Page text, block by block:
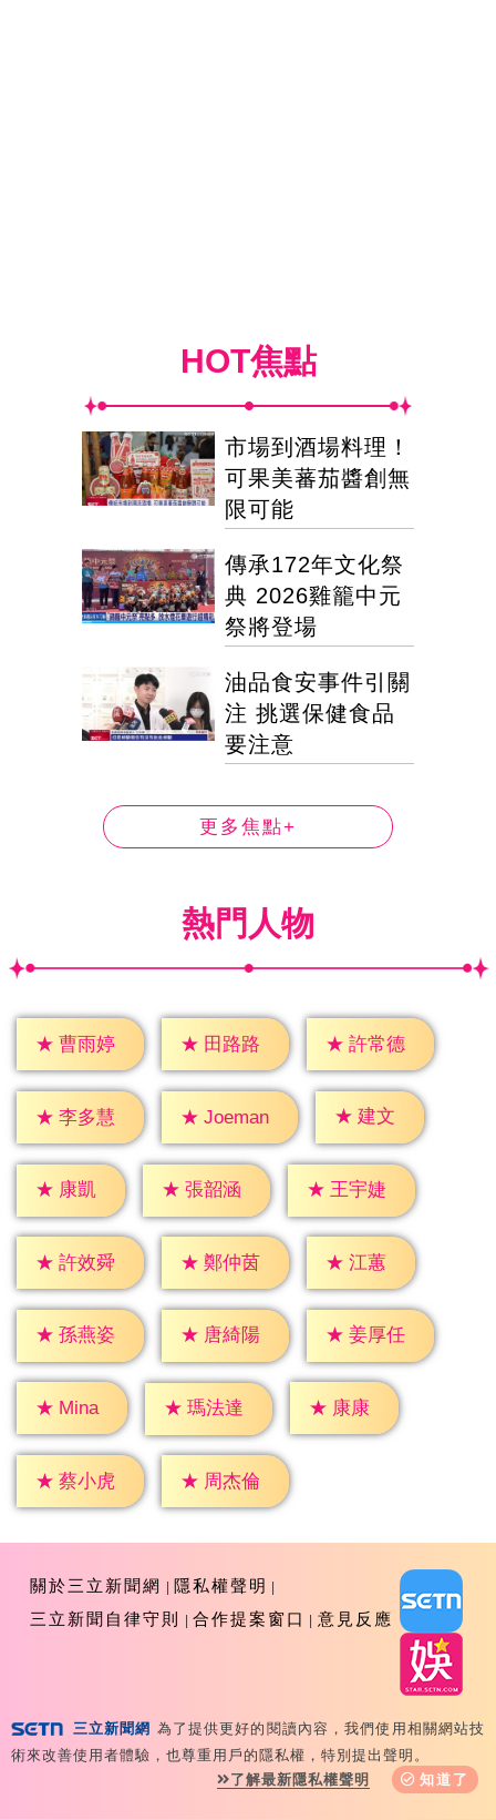
HOT焦點
市場到酒場料理！
可果美蕃茄醬創無
限可能
傳承172年文化祭
典 2026雞籠中元
祭將登場
油品食安事件引關
注 挑選保健食品
要注意
更多焦點+
熱門人物
★ 曹雨婷 ★ 田路路 ★ 許常德
★ 李多慧 ★ Joeman ★ 建文
★ 康凱 ★ 張韶涵 ★ 王宇婕
★ 許效舜 ★ 鄭仲茵 ★ 江蕙
★ 孫燕姿 ★ 唐綺陽 ★ 姜厚任
★ Mina ★ 瑪法達 ★ 康康
★ 蔡小虎 ★ 周杰倫
關於三立新聞網
隱私權聲明
三立新聞自律守則
合作提案窗口 意見反應
Copyright ©2026 Sanlih E-Television All Rights
Reserved 版權所有 盜用必究 台北市內湖區舊宗路一段159
號 02-8792-8888
三立新聞網 為了提供更好的閱讀內容，我們使用相關網站技
術來改善使用者體驗，也尊重用戶的隱私權，特別提出聲明。
了解最新隱私權聲明
知道了